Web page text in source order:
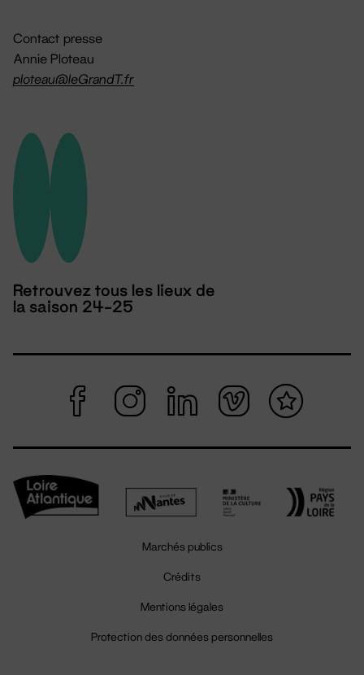
Contact presse
Annie Ploteau
ploteau@leGrandT.fr
Retrouvez tous les lieux de
la saison 24-25
Marchés publics
Crédits
Mentions légales
Protection des données personnelles